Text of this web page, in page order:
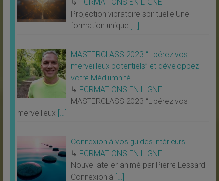
↳ FORMATIONS EN LIGNE
Projection vibratoire spirituelle Une
formation unique […]
MASTERCLASS 2023 “Libérez vos
merveilleux potentiels” et développez
votre Médiumnité
↳ FORMATIONS EN LIGNE
MASTERCLASS 2023 “Libérez vos
merveilleux […]
Connexion à vos guides intérieurs
↳ FORMATIONS EN LIGNE
Nouvel atelier animé par Pierre Lessard
Connexion à […]